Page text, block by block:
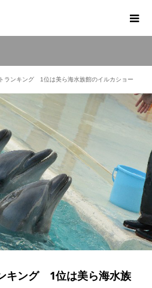
ランキング 1位は美ら海水族館のイルカショー
キング 1位は美ら海水族